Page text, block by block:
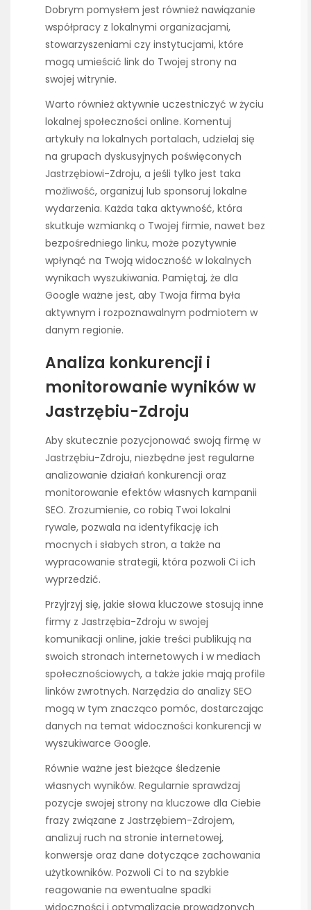
Dobrym pomysłem jest również nawiązanie
współpracy z lokalnymi organizacjami,
stowarzyszeniami czy instytucjami, które
mogą umieścić link do Twojej strony na
swojej witrynie.
Warto również aktywnie uczestniczyć w życiu
lokalnej społeczności online. Komentuj
artykuły na lokalnych portalach, udzielaj się
na grupach dyskusyjnych poświęconych
Jastrzębiowi-Zdroju, a jeśli tylko jest taka
możliwość, organizuj lub sponsoruj lokalne
wydarzenia. Każda taka aktywność, która
skutkuje wzmianką o Twojej firmie, nawet bez
bezpośredniego linku, może pozytywnie
wpłynąć na Twoją widoczność w lokalnych
wynikach wyszukiwania. Pamiętaj, że dla
Google ważne jest, aby Twoja firma była
aktywnym i rozpoznawalnym podmiotem w
danym regionie.
Analiza konkurencji i
monitorowanie wyników w
Jastrzębiu-Zdroju
Aby skutecznie pozycjonować swoją firmę w
Jastrzębiu-Zdroju, niezbędne jest regularne
analizowanie działań konkurencji oraz
monitorowanie efektów własnych kampanii
SEO. Zrozumienie, co robią Twoi lokalni
rywale, pozwala na identyfikację ich
mocnych i słabych stron, a także na
wypracowanie strategii, która pozwoli Ci ich
wyprzedzić.
Przyjrzyj się, jakie słowa kluczowe stosują inne
firmy z Jastrzębia-Zdroju w swojej
komunikacji online, jakie treści publikują na
swoich stronach internetowych i w mediach
społecznościowych, a także jakie mają profile
linków zwrotnych. Narzędzia do analizy SEO
mogą w tym znacząco pomóc, dostarczając
danych na temat widoczności konkurencji w
wyszukiwarce Google.
Równie ważne jest bieżące śledzenie
własnych wyników. Regularnie sprawdzaj
pozycje swojej strony na kluczowe dla Ciebie
frazy związane z Jastrzębiem-Zdrojem,
analizuj ruch na stronie internetowej,
konwersje oraz dane dotyczące zachowania
użytkowników. Pozwoli Ci to na szybkie
reagowanie na ewentualne spadki
widoczności i optymalizację prowadzonych